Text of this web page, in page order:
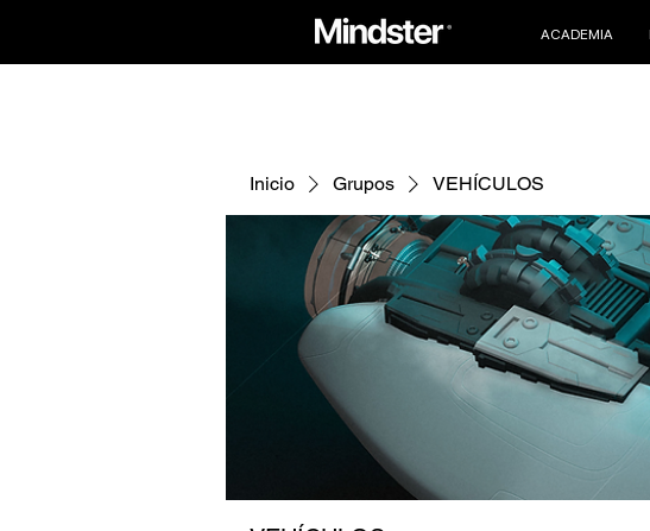
ACADEMIA
Inicio Grupos VEHÍCULOS